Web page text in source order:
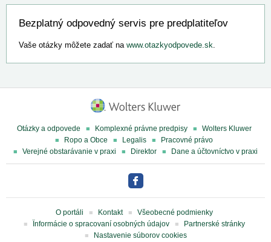
Bezplatný odpovedný servis pre predplatiteľov
Vaše otázky môžete zadať na www.otazkyodpovede.sk.
Otázky a odpovede Komplexné právne predpisy
Wolters Kluwer
Ropo a Obce
Legalis
Pracovné právo
Verejné obstarávanie v praxi
Direktor Dane a účtovníctvo v praxi
O portáli Kontakt
Všeobecné podmienky
Ïnformácie o spracovaní osobných údajov
Partnerské stránky
Nastavenie súborov cookies